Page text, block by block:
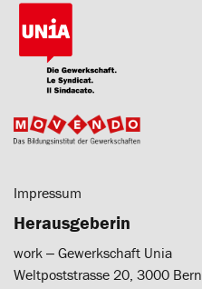
Impressum
Herausgeberin
work ‒ Gewerkschaft Unia
Weltpoststrasse 20, 3000 Bern